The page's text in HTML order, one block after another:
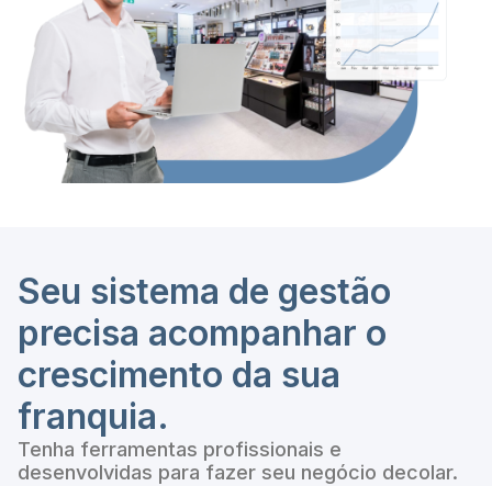
Seu sistema de gestão
precisa acompanhar o
crescimento da sua
franquia.
Tenha ferramentas profissionais e
desenvolvidas para fazer seu negócio decolar.